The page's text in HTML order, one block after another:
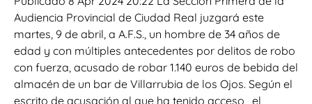
Audiencia Provincial de Ciudad Real juzgará este
martes, 9 de abril, a A.F.S., un hombre de 34 años de
edad y con múltiples antecedentes por delitos de robo
con fuerza, acusado de robar 1.140 euros de bebida del
almacén de un bar de Villarrubia de los Ojos. Según el
escrito de acusación al que ha tenido acceso , el